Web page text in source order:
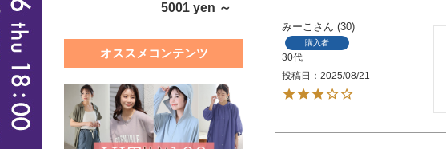
5001 yen ～
オススメコンテンツ
みーこ 30
購入者
30代
投稿日
2025/08/21